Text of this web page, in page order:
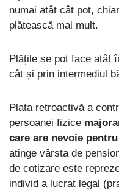
numai atât cât pot,
plătească mai mult.
Plățile se pot face atât
cât și prin intermediul
Plata retroactivă a
persoanei fizice
care are nevoie
atinge vârsta de
de cotizare este
individ a lucrat legal